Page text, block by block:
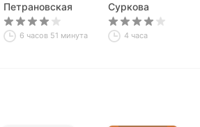
Петрановская
6 часов 51 минута
Суркова
4 часа